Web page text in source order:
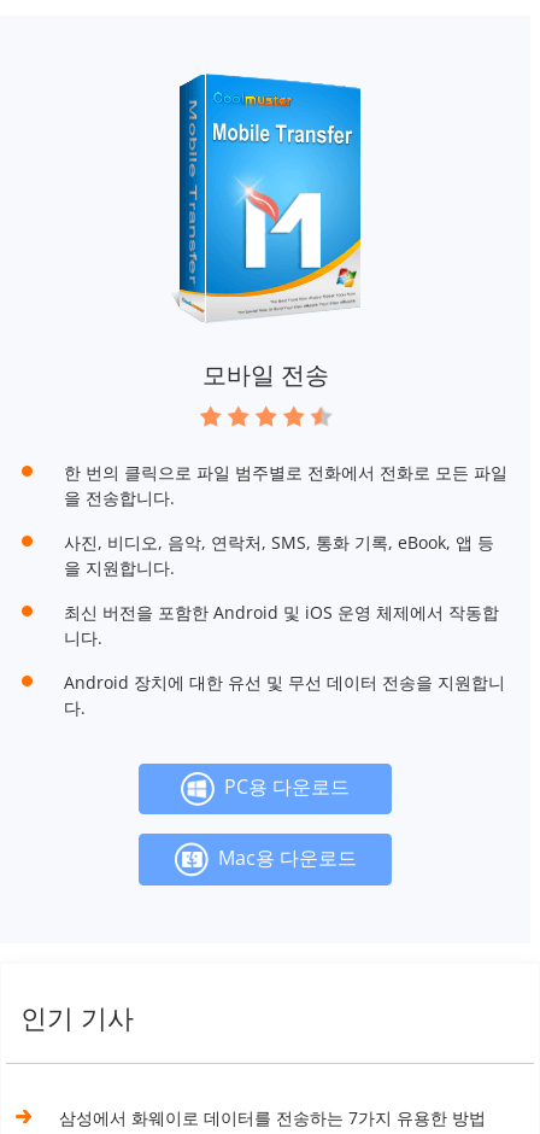
모바일 전송
한 번의 클릭으로 파일 범주별로 전화에서 전화로 모든 파일
을 전송합니다.
사진, 비디오, 음악, 연락처, SMS, 통화 기록, eBook, 앱 등
을 지원합니다.
최신 버전을 포함한 Android 및 iOS 운영 체제에서 작동합
니다.
Android 장치에 대한 유선 및 무선 데이터 전송을 지원합니
다.
PC용 다운로드
Mac용 다운로드
인기 기사
삼성에서 화웨이로 데이터를 전송하는 7가지 유용한 방법